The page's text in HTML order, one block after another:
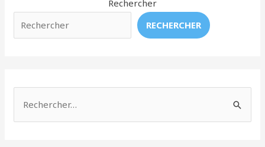
Rechercher
RECHERCHER